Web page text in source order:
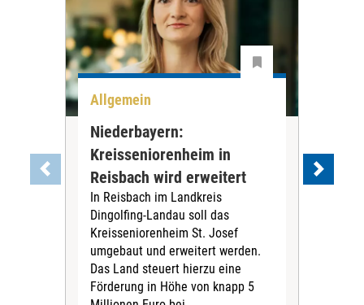
Allgemein
Niederbayern:
Kreisseniorenheim in
Reisbach wird erweitert
In Reisbach im Landkreis
Dingolfing-Landau soll das
Kreisseniorenheim St. Josef
umgebaut und erweitert werden.
Das Land steuert hierzu eine
Förderung in Höhe von knapp 5